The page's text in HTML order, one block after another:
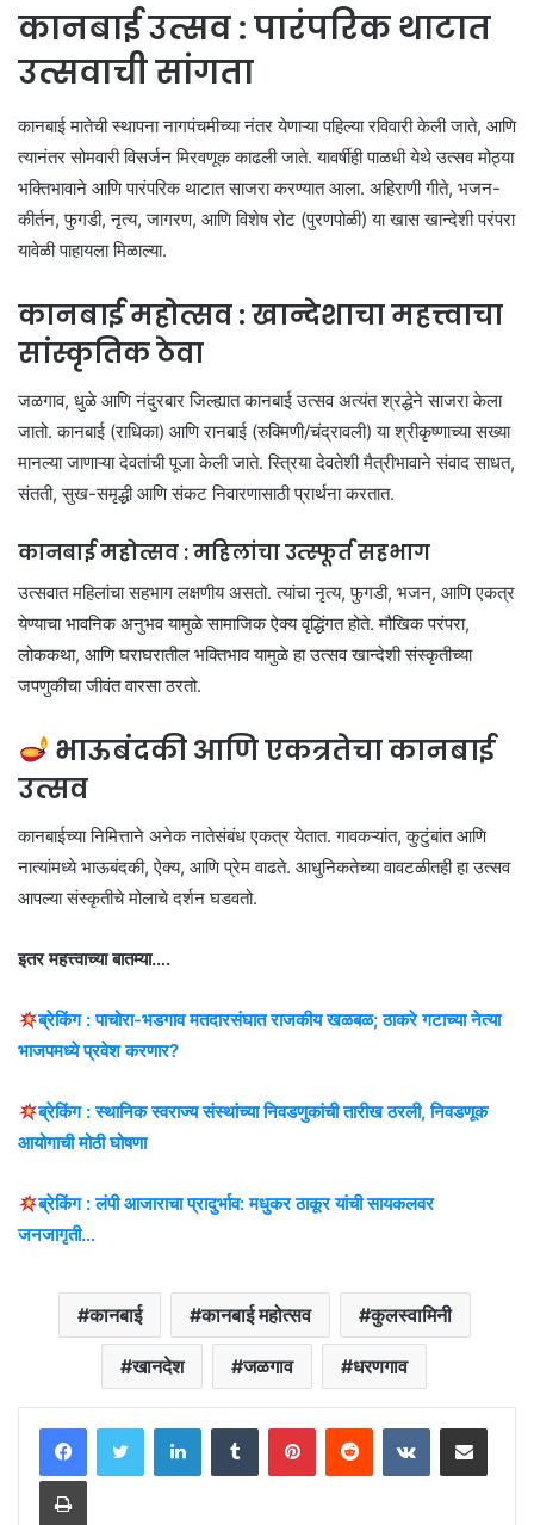
कानबाई उत्सव : पारंपरिक थाटात
उत्सवाची सांगता
कानबाई मातेची स्थापना नागपंचमीच्या नंतर येणाऱ्या पहिल्या रविवारी केली जाते, आणि
त्यानंतर सोमवारी विसर्जन मिरवणूक काढली जाते. यावर्षीही पाळधी येथे उत्सव मोठ्या
भक्तिभावाने आणि पारंपरिक थाटात साजरा करण्यात आला. अहिराणी गीते, भजन-
कीर्तन, फुगडी, नृत्य, जागरण, आणि विशेष रोट (पुरणपोळी) या खास खान्देशी परंपरा
यावेळी पाहायला मिळाल्या.
कानबाई महोत्सव : खान्देशाचा महत्त्वाचा
सांस्कृतिक ठेवा
जळगाव, धुळे आणि नंदुरबार जिल्ह्यात कानबाई उत्सव अत्यंत श्रद्धेने साजरा केला
जातो. कानबाई (राधिका) आणि रानबाई (रुक्मिणी/चंद्रावली) या श्रीकृष्णाच्या सख्या
मानल्या जाणाऱ्या देवतांची पूजा केली जाते. स्त्रिया देवतेशी मैत्रीभावाने संवाद साधत,
संतती, सुख-समृद्धी आणि संकट निवारणासाठी प्रार्थना करतात.
कानबाई महोत्सव : महिलांचा उत्स्फूर्त सहभाग
उत्सवात महिलांचा सहभाग लक्षणीय असतो. त्यांचा नृत्य, फुगडी, भजन, आणि एकत्र
येण्याचा भावनिक अनुभव यामुळे सामाजिक ऐक्य वृद्धिंगत होते. मौखिक परंपरा,
लोककथा, आणि घराघरातील भक्तिभाव यामुळे हा उत्सव खान्देशी संस्कृतीच्या
जपणुकीचा जीवंत वारसा ठरतो.
भाऊबंदकी आणि एकत्रतेचा कानबाई
उत्सव
कानबाईच्या निमित्ताने अनेक नातेसंबंध एकत्र येतात. गावकऱ्यांत, कुटुंबांत आणि
नात्यांमध्ये भाऊबंदकी, ऐक्य, आणि प्रेम वाढते. आधुनिकतेच्या वावटळीतही हा उत्सव
आपल्या संस्कृतीचे मोलाचे दर्शन घडवतो.
इतर महत्त्वाच्या बातम्या….
ब्रेकिंग : पाचोरा-भडगाव मतदारसंघात राजकीय खळबळ; ठाकरे गटाच्या नेत्या
भाजपमध्ये प्रवेश करणार?
ब्रेकिंग : स्थानिक स्वराज्य संस्थांच्या निवडणुकांची तारीख ठरली, निवडणूक
आयोगाची मोठी घोषणा
ब्रेकिंग : लंपी आजाराचा प्रादुर्भाव: मधुकर ठाकूर यांची सायकलवर
जनजागृती…
कानबाई कानबाई महोत्सव कुलस्वामिनी
खानदेश जळगाव धरणगाव
LinkedInTumblr PinterestReddit VKontakteShare via Email
Print